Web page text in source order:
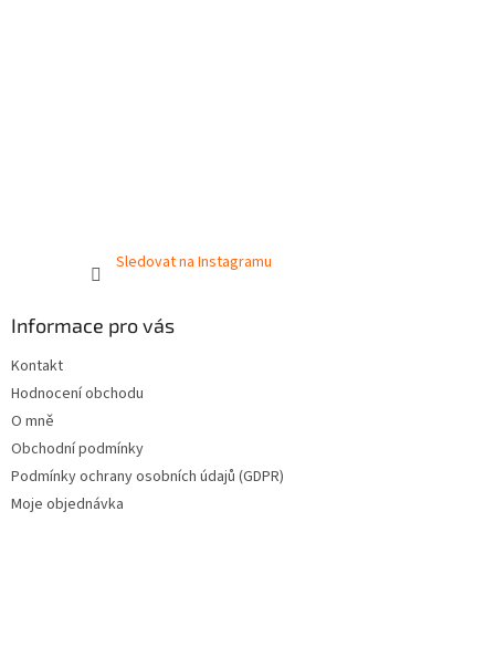
Sledovat na Instagramu
Informace pro vás
Kontakt
Hodnocení obchodu
O mně
Obchodní podmínky
Podmínky ochrany osobních údajů (GDPR)
Moje objednávka